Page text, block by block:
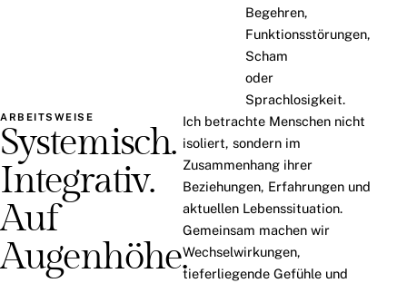
Begehren,
Funktionsstörungen,
Scham
oder
Sprachlosigkeit.
ARBEITSWEISE
Systemisch.
Integrativ.
Auf
Augenhöhe.
Ich betrachte Menschen nicht
isoliert, sondern im
Zusammenhang ihrer
Beziehungen, Erfahrungen und
aktuellen Lebenssituation.
Gemeinsam machen wir
Wechselwirkungen,
tieferliegende Gefühle und